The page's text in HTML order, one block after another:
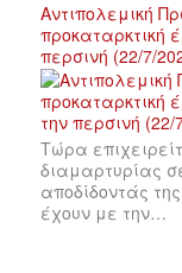
Αντιπολεμική
προκαταρκτική
περσινή (22/7/
Τώρα
διαμαρτυρίας
αποδίδοντάς
έχουν με την…